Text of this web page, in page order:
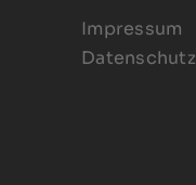
Impressum
Datenschutz